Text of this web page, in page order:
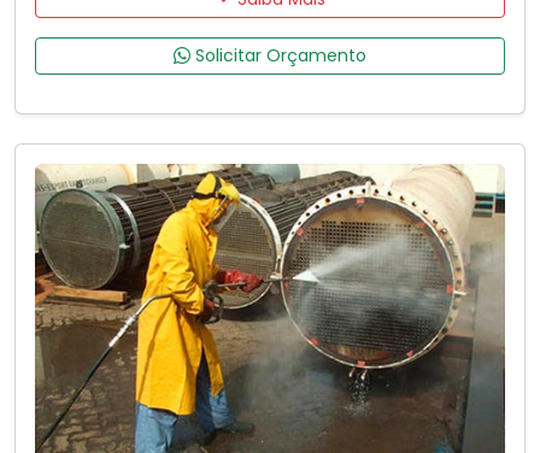
Solicitar Orçamento